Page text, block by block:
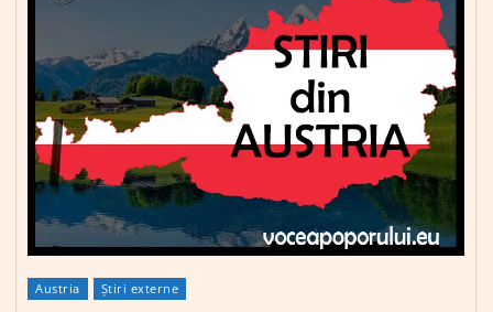
Austria Știri externe